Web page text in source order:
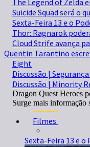
The Legend of Zelda
Suicide Squad será o
Sexta-Feira 13 e o
Thor: Ragnarok
Cloud Strife avança
Quentin Tarantino
Eight
Discussão |
Discussão | Minority
Dragon Quest Heroes
Surge mais informação
Filmes
Sexta-Feira 13 e o